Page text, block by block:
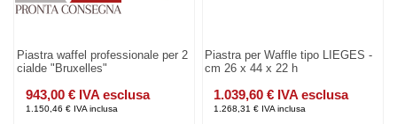
Piastra waffel professionale per 2
cialde "Bruxelles"
943,00 € IVA esclusa
1.150,46 € IVA inclusa
Piastra per Waffle tipo LIEGES -
cm 26 x 44 x 22 h
1.039,60 € IVA esclusa
1.268,31 € IVA inclusa